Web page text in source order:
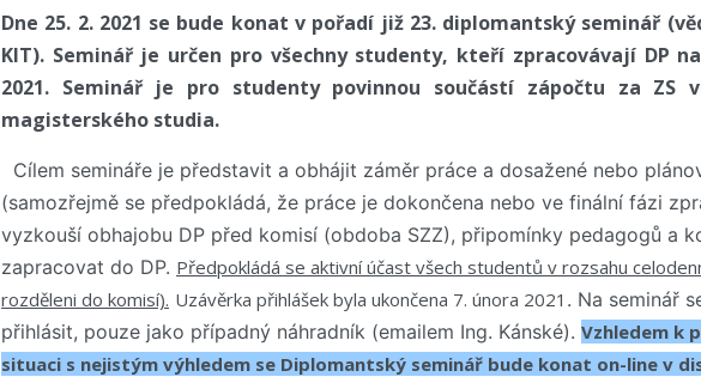
Dne 25. 2. 2021 se bude konat v pořadí již 23. diplomantský seminář
KIT). Seminář je určen pro všechny studenty, kteří zpracovávají DP
2021. Seminář je pro studenty povinnou součástí zápočtu za ZS
magisterského studia.
Cílem semináře je představit a obhájit záměr práce a dosažené nebo
(samozřejmě se předpokládá, že práce je dokončena nebo ve finální fázi
vyzkouší obhajobu DP před komisí (obdoba SZZ), připomínky pedagogů a
zapracovat do DP. Předpokládá se aktivní účast všech studentů v rozsahu
rozděleni do komisí). Uzávěrka přihlášek byla ukončena 7. února 2021 . Na seminář
přihlásit, pouze jako případný náhradník (emailem Ing. Kánské). Vzhledem k
situaci s nejistým výhledem se Diplomantský seminář bude konat on-line v